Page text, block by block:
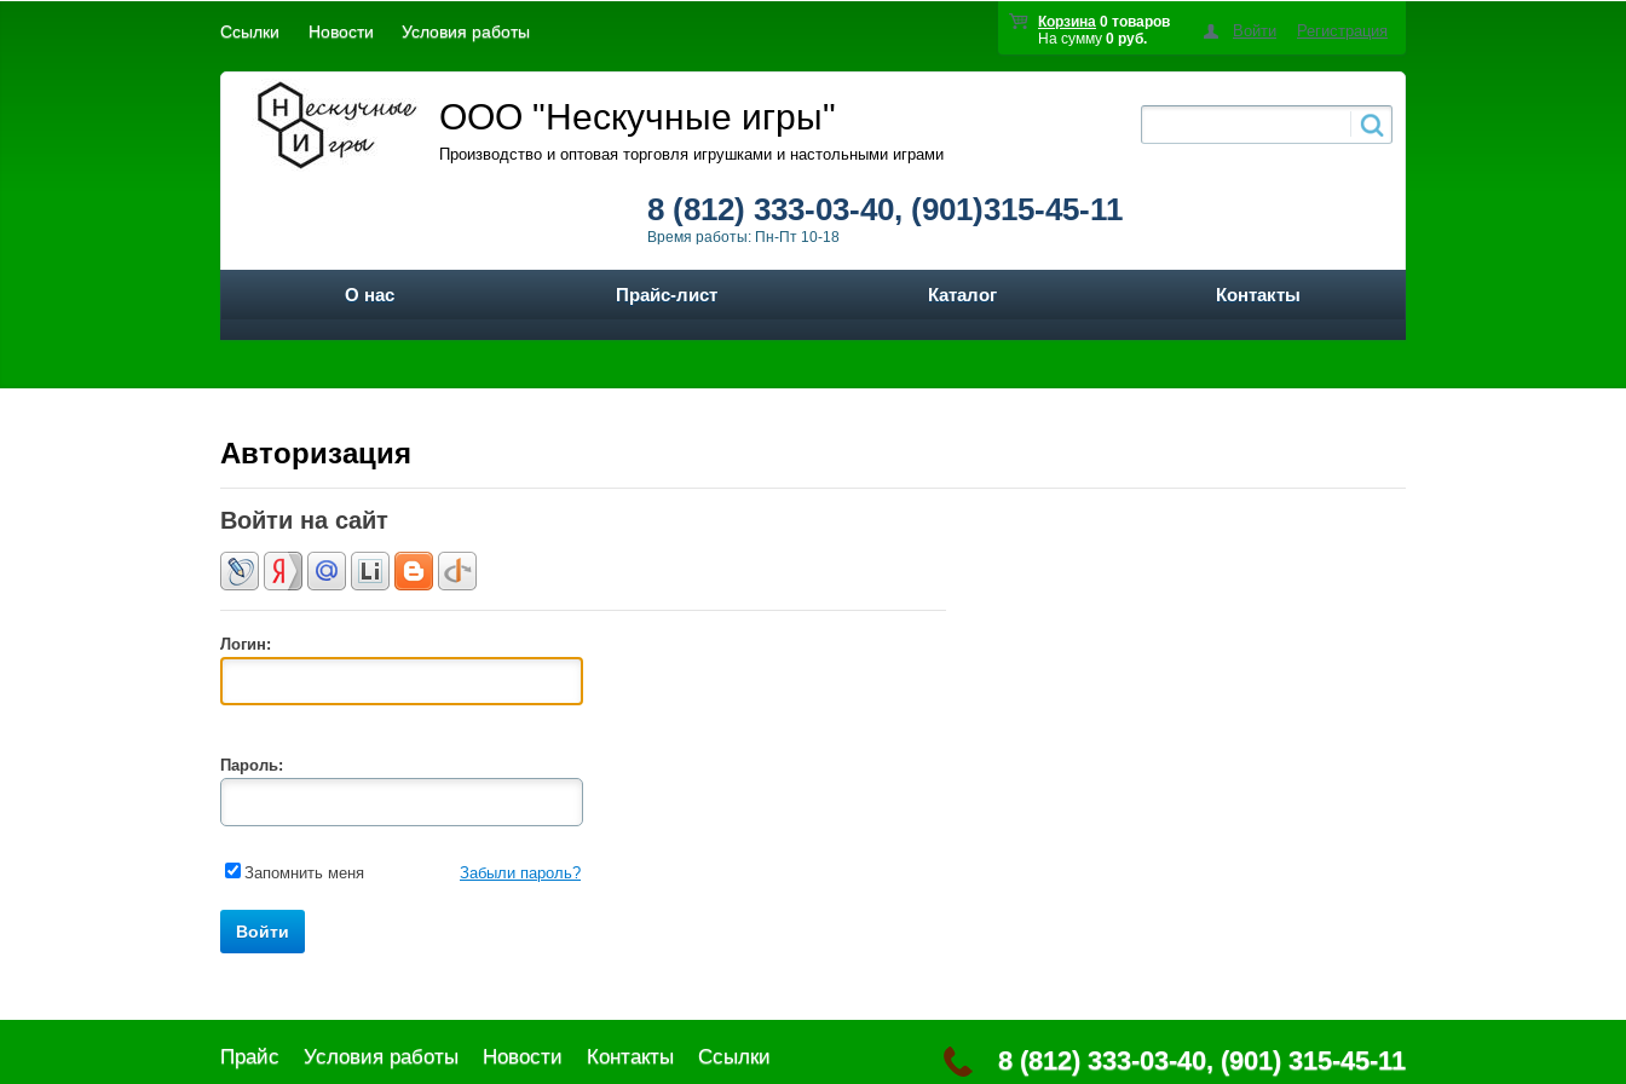
Корзина 0 товаров
На сумму 0 руб. Войти Регистрация
Ссылки Новости Условия работы
ООО "Нескучные игры"
Производство и оптовая торговля игрушками и настольными играми
8 (812) 333-03-40, (901)315-45-11
Время работы: Пн-Пт 10-18
О нас Прайс-лист Каталог Контакты
Авторизация
Войти на сайт
Логин:
Пароль:
Запомнить меня Забыли пароль?
8 (812) 333-03-40, (901) 315-45-11
Прайс Условия работы Новости Контакты Ссылки